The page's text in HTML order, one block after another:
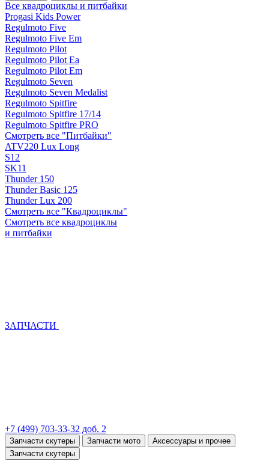
Все квадроциклы и питбайки
Progasi Kids Power
Regulmoto Five
Regulmoto Five Em
Regulmoto Pilot
Regulmoto Pilot Ea
Regulmoto Pilot Em
Regulmoto Seven
Regulmoto Seven Medalist
Regulmoto Spitfire
Regulmoto Spitfire 17/14
Regulmoto Spitfire PRO
Смотреть все "Питбайки"
ATV220 Lux Long
S12
SK11
Thunder 150
Thunder Basic 125
Thunder Lux 200
Смотреть все "Квадроциклы"
Смотреть все квадроциклы
и питбайки
ЗАПЧАСТИ
+7 (499) 703-33-32 доб. 2
Запчасти скутеры Запчасти мото
Аксессуары и прочее
Запчасти скутеры